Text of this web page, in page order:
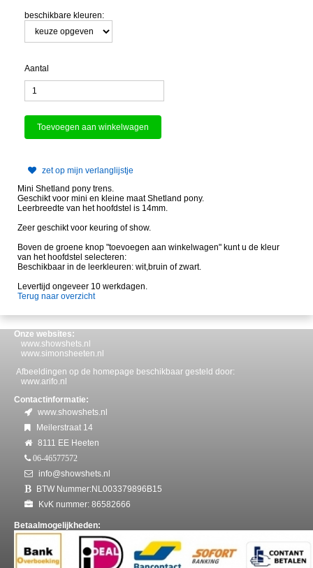
beschikbare kleuren:
Aantal
zet op mijn verlanglijstje
Mini Shetland pony trens.
Geschikt voor mini en kleine maat Shetland pony.
Leerbreedte van het hoofdstel is 14mm.
Zeer geschikt voor keuring of show.
Boven de groene knop "toevoegen aan winkelwagen" kunt u de kleur
van het hoofdstel selecteren:
Beschikbaar in de leerkleuren: wit,bruin of zwart.
Levertijd ongeveer 10 werkdagen.
Terug naar overzicht
Onze websites:
www.showshets.nl
www.simonsheeten.nl
Afbeeldingen op de homepage beschikbaar gesteld door:
www.arifo.nl
Contactinformatie:
www.showshets.nl
Meilerstraat 14
8111 EE Heeten
06-46577572
info@showshets.nl
BTW Nummer:NL003379896B15
KvK nummer: 86582666
Betaalmogelijkheden: